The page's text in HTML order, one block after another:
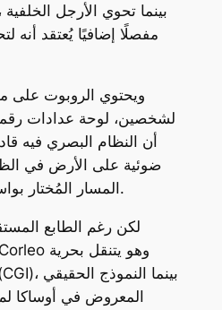
مفصلًا إضافيًا يُعتقد أنه
ويحتوي الروبوت على
لشخصين، لوحة عدادات
أن النظام البصري
ضوئية على الأرض في
المسار المُختار بواسطة الذكاء الاصطناعي.
لكن رغم الطابع
المعروض في أوساكا